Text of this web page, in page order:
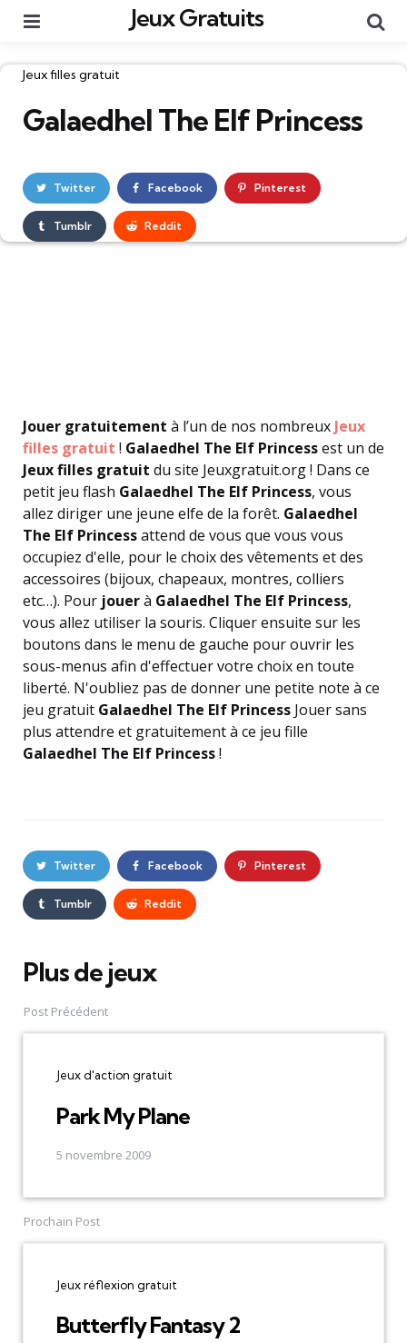
Jeux Gratuits
Catégories
Jeux filles gratuit
Galaedhel The Elf Princess
Twitter Facebook Pinterest
Tumblr Reddit
Jouer gratuitement à l’un de nos nombreux Jeux
filles gratuit ! Galaedhel The Elf Princessest un de
Jeux filles gratuit du site Jeuxgratuit.org ! Dans ce
petit jeu flash Galaedhel The Elf Princess, vous
allez diriger une jeune elfe de la forêt. Galaedhel
The Elf Princessattend de vous que vous vous
occupiez d'elle, pour le choix des vêtements et des
accessoires (bijoux, chapeaux, montres, colliers
etc…). Pour jouerà Galaedhel The Elf Princess,
vous allez utiliser la souris. Cliquer ensuite sur les
boutons dans le menu de gauche pour ouvrir les
sous-menus afin d'effectuer votre choix en toute
liberté. N'oubliez pas de donner une petite note à ce
jeu gratuit Galaedhel The Elf Princess Jouer sans
plus attendre et gratuitement à ce jeu fille
Galaedhel The Elf Princess!
Twitter Facebook Pinterest
Tumblr Reddit
Plus de jeux
Post
navigation
Post Précédent
Jeux d'action gratuit
Park My Plane
5 novembre 2009
Prochain Post
Jeux réflexion gratuit
Butterfly Fantasy 2